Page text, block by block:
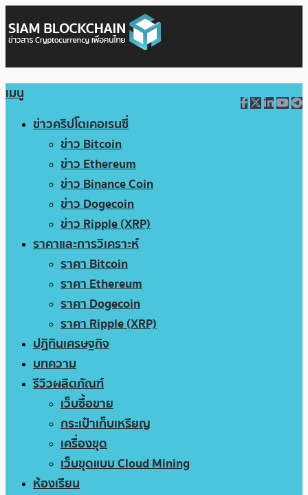
เมนู
ข่าวคริปโตเคอเรนซี่
ข่าว Bitcoin
ข่าว Ethereum
ข่าว Binance Coin
ข่าว Dogecoin
ข่าว Ripple (XRP)
ราคาและการวิเคราะห์
ราคา Bitcoin
ราคา Ethereum
ราคา Dogecoin
ราคา Ripple (XRP)
ปฏิทินเศรษฐกิจ
บทความ
รีวิวผลิตภัณฑ์
เว็บซื้อขาย
กระเป๋าเก็บเหรียญ
เครื่องขุด
เว็บขุดแบบ Cloud Mining
ห้องเรียน